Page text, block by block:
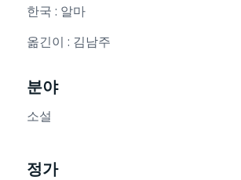
한국 : 알마
옮긴이 : 김남주
분야
소설
정가